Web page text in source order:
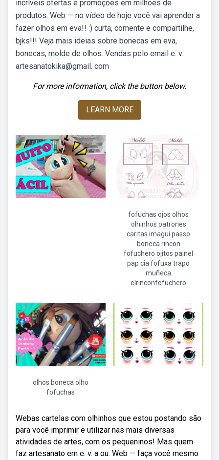
incríveis ofertas e promoções em milhões de
produtos. Web — no vídeo de hoje você vai aprender a
fazer olhos em eva!! :) curta, comente e compartilhe,
bjks!!! Veja mais ideias sobre bonecas em eva,
bonecas, molde de olhos. Vendas pelo email e. v.
artesanatokika@gmail. com
For more information, click the button below.
LEARN MORE
fofuchas ojos olhos
olhinhos patrones
caritas imagui passo
boneca rincon
fofuchero ojitos painel
pap cia fofuxa trapo
muñeca
elrinconfofuchero
olhos boneca olho
fofuchas
Webas cartelas com olhinhos que estou postando são
para você imprimir e utilizar nas mais diversas
atividades de artes, com os pequeninos! Mas quem
faz artesanato em e. v. a ou. Web — faça você mesmo